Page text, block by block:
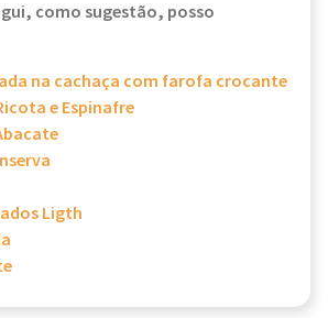
como sugestão, posso
na cachaça com farofa crocante
e Espinafre
Ligth